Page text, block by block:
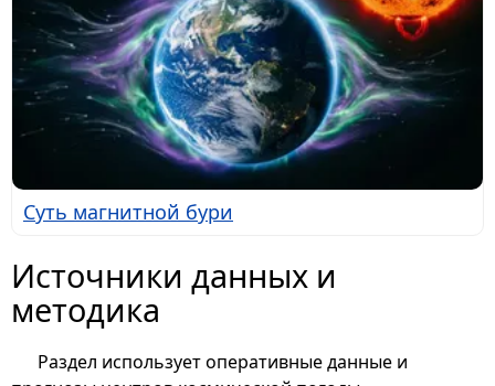
Суть магнитной бури
Источники данных и
методика
Раздел использует оперативные данные и